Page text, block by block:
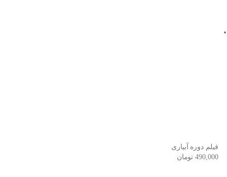
فیلم دوره آبیاری
490,000 تومان